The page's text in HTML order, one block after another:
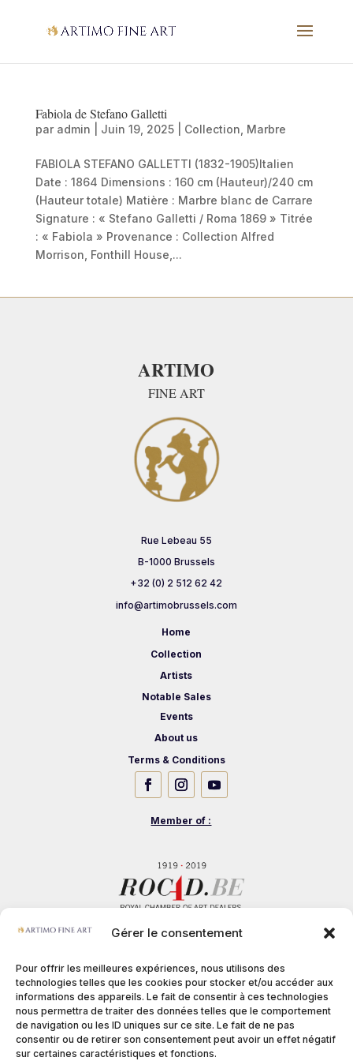
Gérer le consentement
Pour offrir les meilleures expériences, nous utilisons des
technologies telles que les cookies pour stocker et/ou accéder aux
informations des appareils. Le fait de consentir à ces technologies
nous permettra de traiter des données telles que le comportement
de navigation ou les ID uniques sur ce site. Le fait de ne pas
consentir ou de retirer son consentement peut avoir un effet négatif
sur certaines caractéristiques et fonctions.
Fabiola de Stefano Galletti
par admin Juin 19, 2025| Collection Marbre
FABIOLA STEFANO GALLETTI (1832-1905)Italien
Date : 1864 Dimensions : 160 cm (Hauteur)/240 cm
(Hauteur totale) Matière : Marbre blanc de Carrare
Signature : « Stefano Galletti / Roma 1869 » Titrée
: « Fabiola » Provenance : Collection Alfred
Morrison, Fonthill House,...
ARTIMO
FINE ART
Rue Lebeau 55
B-1000 Brussels
+32 (0) 2 512 62 42
info@artimobrussels.com
Home
Collection
Artists
Notable Sales
Events
About us
Terms & Conditions
Member of :